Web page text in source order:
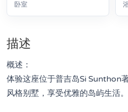
卧室
描述
概述：
体验这座位于普吉岛Si Sunthon
风格别墅，享受优雅的岛屿生活